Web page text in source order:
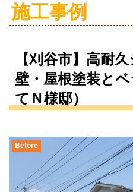
施工事例
【刈谷市】高耐
壁・屋根塗装と
てＮ様邸）
Before